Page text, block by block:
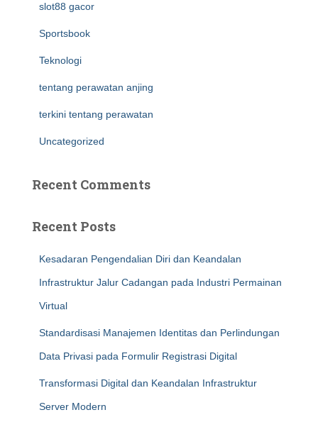
slot88 gacor
Sportsbook
Teknologi
tentang perawatan anjing
terkini tentang perawatan
Uncategorized
Recent Comments
Recent Posts
Kesadaran Pengendalian Diri dan Keandalan
Infrastruktur Jalur Cadangan pada Industri Permainan
Virtual
Standardisasi Manajemen Identitas dan Perlindungan
Data Privasi pada Formulir Registrasi Digital
Transformasi Digital dan Keandalan Infrastruktur
Server Modern